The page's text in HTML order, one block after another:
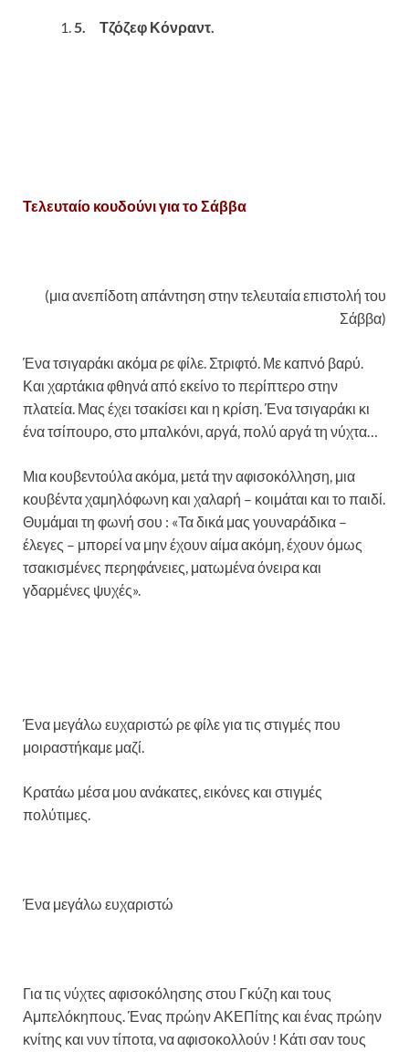
5. Τζόζεφ Κόνραντ.
Τελευταίο κουδούνι για το Σάββα
(μια ανεπίδοτη απάντηση στην τελευταία επιστολή του
Σάββα)
Ένα τσιγαράκι ακόμα ρε φίλε. Στριφτό. Με καπνό βαρύ.
Και χαρτάκια φθηνά από εκείνο το περίπτερο στην
πλατεία. Μας έχει τσακίσει και η κρίση. Ένα τσιγαράκι κι
ένα τσίπουρο, στο μπαλκόνι, αργά, πολύ αργά τη νύχτα…
Μια κουβεντούλα ακόμα, μετά την αφισοκόλληση, μια
κουβέντα χαμηλόφωνη και χαλαρή – κοιμάται και το παιδί.
Θυμάμαι τη φωνή σου : «Τα δικά μας γουναράδικα –
έλεγες – μπορεί να μην έχουν αίμα ακόμη, έχουν όμως
τσακισμένες περηφάνειες, ματωμένα όνειρα και
γδαρμένες ψυχές».
Ένα μεγάλω ευχαριστώ ρε φίλε για τις στιγμές που
μοιραστήκαμε μαζί.
Κρατάω μέσα μου ανάκατες, εικόνες και στιγμές
πολύτιμες.
Ένα μεγάλω ευχαριστώ
Για τις νύχτες αφισοκόλησης στου Γκύζη και τους
Αμπελόκηπους. Ένας πρώην ΑΚΕΠίτης και ένας πρώην
κνίτης και νυν τίποτα, να αφισοκολλούν ! Κάτι σαν τους